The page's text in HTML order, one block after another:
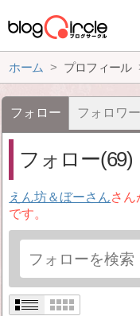
ホーム プロフィール
フォロー フォロワー
フォロー(69)
えん坊＆ぼーさんさん
です。